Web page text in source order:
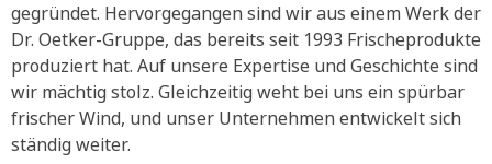
gegründet. Hervorgegangen sind wir aus einem Werk der
Dr. Oetker-Gruppe, das bereits seit 1993 Frischeprodukte
produziert hat. Auf unsere Expertise und Geschichte sind
wir mächtig stolz. Gleichzeitig weht bei uns ein spürbar
frischer Wind, und unser Unternehmen entwickelt sich
ständig weiter.